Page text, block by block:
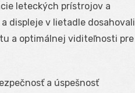
leteckých prístrojov a
displeje v lietadle dosahovali
a optimálnej viditeľnosti pre
a úspešnosť